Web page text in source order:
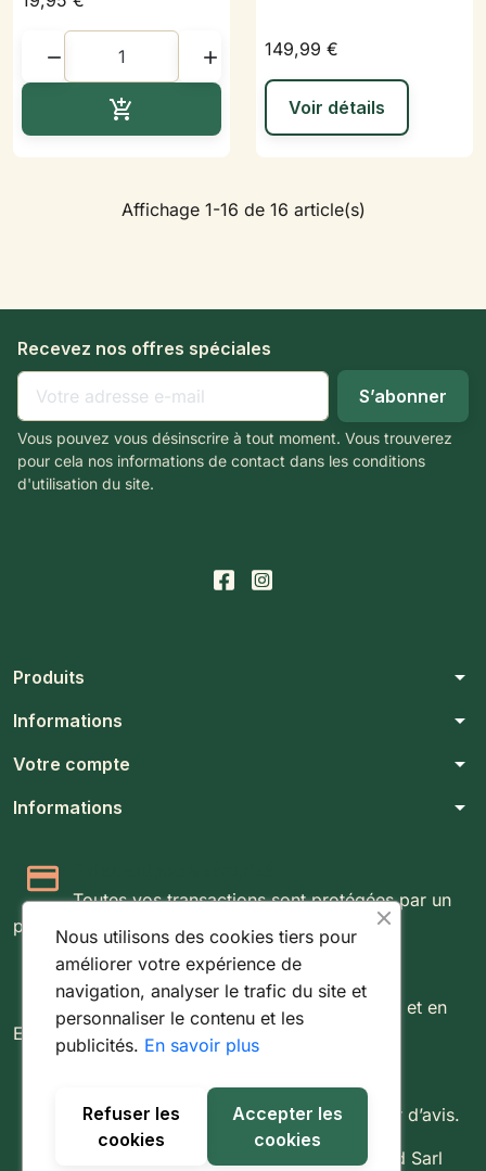
 

149,99 €
Voir détails
Affichage 1-16 de 16 article(s)
Recevez nos offres spéciales
Vous pouvez vous désinscrire à tout moment. Vous trouverez
pour cela nos informations de contact dans les conditions
d'utilisation du site.
Produits arrow_drop_down
Informations arrow_drop_down
Votre compte arrow_drop_down
Informations arrow_drop_down
Toutes vos transactions sont protégées par un
protocole SSL 256 bits.
Expédition rapide & suivie
Livraison rapide partout au Luxembourg et en
Europe.
Retours simples sous 14 jours
Vous disposez de 14 jours pour changer d’avis.
© 2026 - Tout droit réservé à Fishing World Sarl
Nous utilisons des cookies tiers pour
améliorer votre expérience de
navigation, analyser le trafic du site et
personnaliser le contenu et les
publicités. En savoir plus
Accepter les
cookies
Refuser les
cookies